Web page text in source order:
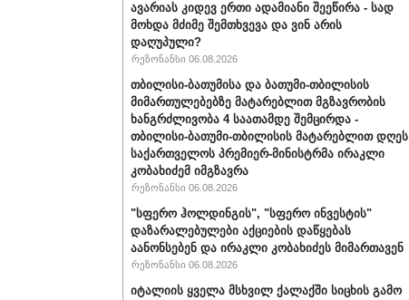
ავარიას კიდევ ერთი ადამიანი შეეწირა - სად
მოხდა მძიმე შემთხვევა და ვინ არის
დაღუპული?
რეზონანსი 06.08.2026
თბილისი-ბათუმისა და ბათუმი-თბილისის
მიმართულებებზე მატარებლით მგზავრობის
ხანგრძლივობა 4 საათამდე შემცირდა -
თბილისი-ბათუმი-თბილისის მატარებლით დღეს
საქართველოს პრემიერ-მინისტრმა ირაკლი
კობახიძემ იმგზავრა
რეზონანსი 06.08.2026
"სფერო ჰოლდინგის", "სფერო ინვესტის"
დაზარალებულები აქციების დაწყებას
აანონსებენ და ირაკლი კობახიძეს მიმართავენ
რეზონანსი 06.08.2026
იტალიის ყველა მსხვილ ქალაქში სიცხის გამო